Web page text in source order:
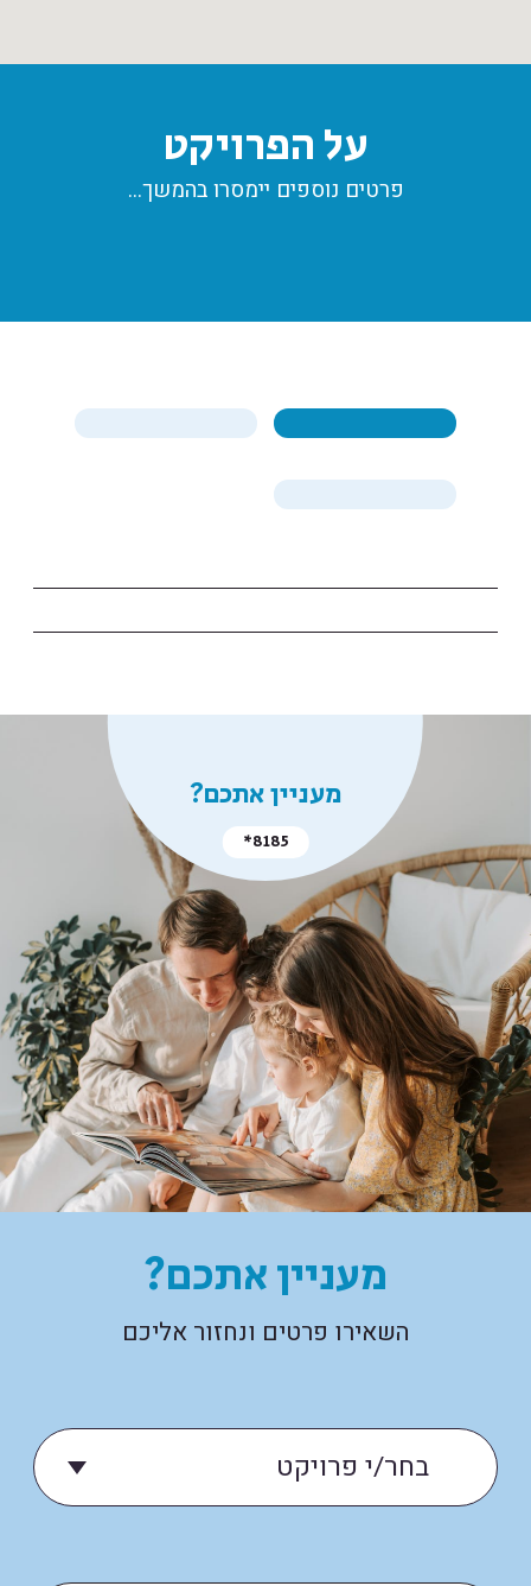
על הפרויקט
פרטים נוספים יימסרו בהמשך…
מעניין אתכם?
*8185
מעניין אתכם?
השאירו פרטים ונחזור אליכם